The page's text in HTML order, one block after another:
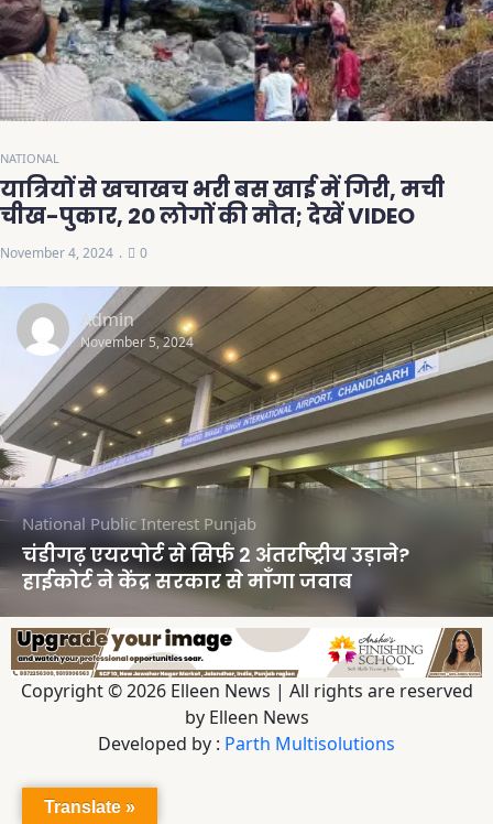
NATIONAL
यात्रियों से खचाखच भरी बस खाई में गिरी, मची
चीख-पुकार, 20 लोगों की मौत; देखें VIDEO
November 4, 2024 0
Admin
November 5, 2024
National Public Interest Punjab
चंडीगढ़ एयरपोर्ट से सिर्फ़ 2 अंतर्राष्ट्रीय उड़ाने?
हाईकोर्ट ने केंद्र सरकार से माँगा जवाब
Copyright © 2026 Elleen News | All rights are reserved
by Elleen News
Developed by : Parth Multisolutions
Translate »